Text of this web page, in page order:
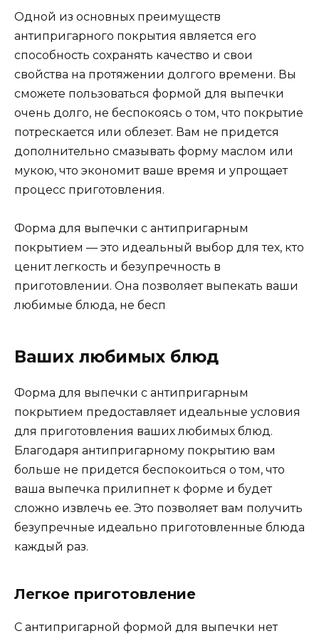
Одной из основных преимуществ
антипригарного покрытия является его
способность сохранять качество и свои
свойства на протяжении долгого времени. Вы
сможете пользоваться формой для выпечки
очень долго, не беспокоясь о том, что покрытие
потрескается или облезет. Вам не придется
дополнительно смазывать форму маслом или
мукою, что экономит ваше время и упрощает
процесс приготовления.
Форма для выпечки с антипригарным
покрытием — это идеальный выбор для тех, кто
ценит легкость и безупречность в
приготовлении. Она позволяет выпекать ваши
любимые блюда, не бесп
Ваших любимых блюд
Форма для выпечки с антипригарным
покрытием предоставляет идеальные условия
для приготовления ваших любимых блюд.
Благодаря антипригарному покрытию вам
больше не придется беспокоиться о том, что
ваша выпечка прилипнет к форме и будет
сложно извлечь ее. Это позволяет вам получить
безупречные идеально приготовленные блюда
каждый раз.
Легкое приготовление
С антипригарной формой для выпечки нет